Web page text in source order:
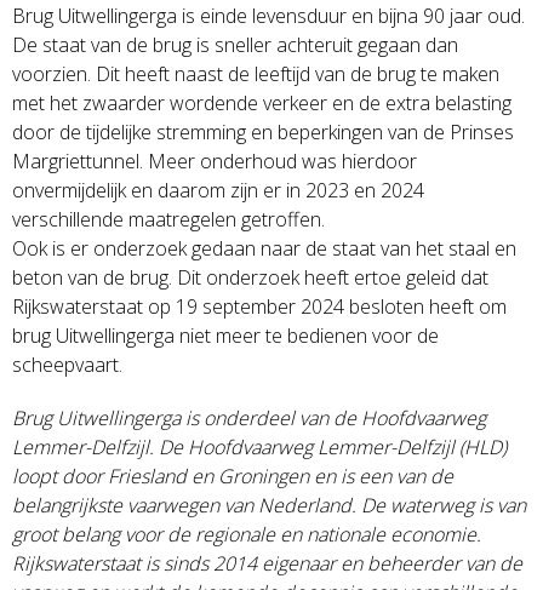
Brug Uitwellingerga is einde levensduur en bijna 90 jaar oud.
De staat van de brug is sneller achteruit gegaan dan
voorzien. Dit heeft naast de leeftijd van de brug te maken
met het zwaarder wordende verkeer en de extra belasting
door de tijdelijke stremming en beperkingen van de Prinses
Margriettunnel. Meer onderhoud was hierdoor
onvermijdelijk en daarom zijn er in 2023 en 2024
verschillende maatregelen getroffen.
Ook is er onderzoek gedaan naar de staat van het staal en
beton van de brug. Dit onderzoek heeft ertoe geleid dat
Rijkswaterstaat op 19 september 2024 besloten heeft om
brug Uitwellingerga niet meer te bedienen voor de
scheepvaart.
Brug Uitwellingerga is onderdeel van de Hoofdvaarweg
Lemmer-Delfzijl. De Hoofdvaarweg Lemmer-Delfzijl (HLD)
loopt door Friesland en Groningen en is een van de
belangrijkste vaarwegen van Nederland. De waterweg is van
groot belang voor de regionale en nationale economie.
Rijkswaterstaat is sinds 2014 eigenaar en beheerder van de